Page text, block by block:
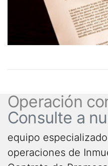
Operación
Consulte a
equipo
operaciones de